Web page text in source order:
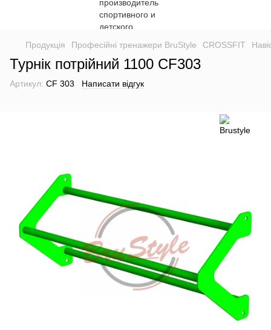
Продукція Професійні тренажери BruStyle CROSSFIT
Турнік потрійний 1100 CF303
Артикул: CF 303 Написати відгук